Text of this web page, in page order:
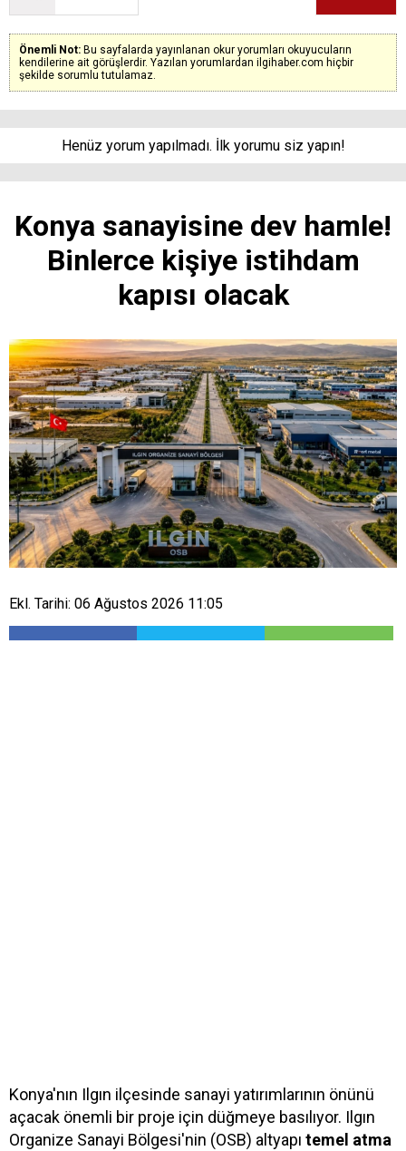
Önemli Not: Bu sayfalarda yayınlanan okur yorumları okuyucuların
kendilerine ait görüşlerdir. Yazılan yorumlardan ilgihaber.com hiçbir
şekilde sorumlu tutulamaz.
Henüz yorum yapılmadı. İlk yorumu siz yapın!
Konya sanayisine dev hamle!
Binlerce kişiye istihdam
kapısı olacak
Ekl. Tarihi: 06 Ağustos 2026 11:05
Konya'nın Ilgın ilçesinde sanayi yatırımlarının önünü
açacak önemli bir proje için düğmeye basılıyor. Ilgın
Organize Sanayi Bölgesi'nin (OSB) altyapı temel atma